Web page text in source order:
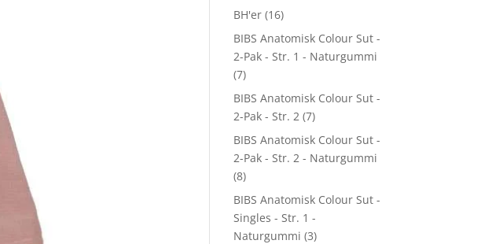
BH'er (16)
BIBS Anatomisk Colour Sut -
2-Pak - Str. 1 - Naturgummi
(7)
BIBS Anatomisk Colour Sut -
2-Pak - Str. 2 (7)
BIBS Anatomisk Colour Sut -
2-Pak - Str. 2 - Naturgummi
(8)
BIBS Anatomisk Colour Sut -
Singles - Str. 1 -
Naturgummi (3)